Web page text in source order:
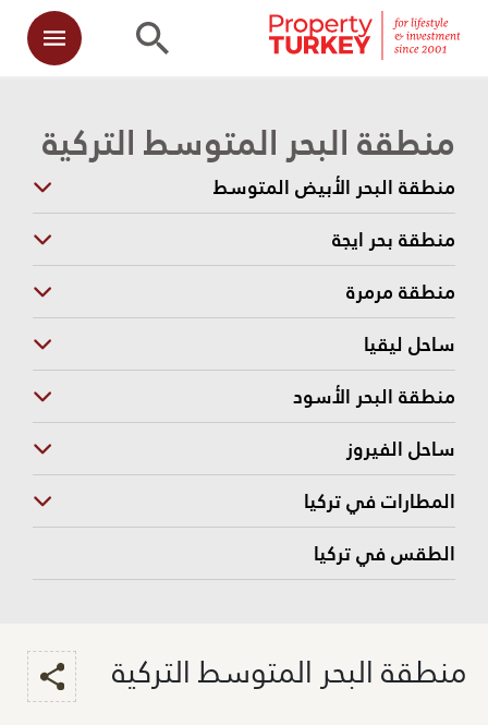
منطقة البحر المتوسط التركية
منطقة البحر الأبيض المتوسط
منطقة بحر ايجة
منطقة مرمرة
ساحل ليقيا
منطقة البحر الأسود
ساحل الفيروز
المطارات في تركيا
الطقس في تركيا
منطقة البحر المتوسط التركية